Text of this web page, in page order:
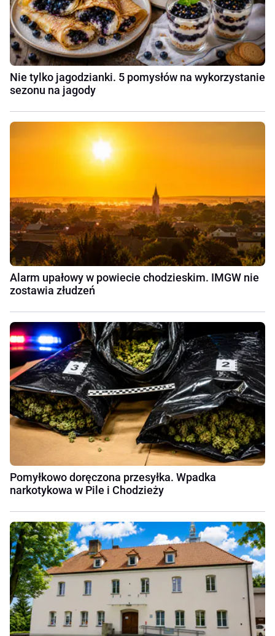
Nie tylko jagodzianki. 5 pomysłów na wykorzystanie
sezonu na jagody
Alarm upałowy w powiecie chodzieskim. IMGW nie
zostawia złudzeń
Pomyłkowo doręczona przesyłka. Wpadka
narkotykowa w Pile i Chodzieży